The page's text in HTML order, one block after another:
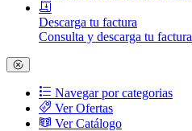
Descarga tu factura
Consulta y descarga tu factura
Navegar por categorias
Ver Ofertas
Ver Catálogo